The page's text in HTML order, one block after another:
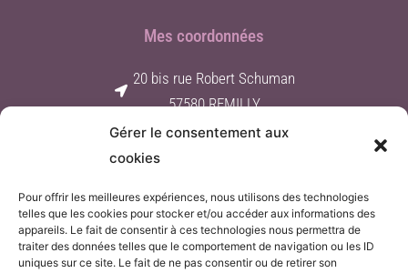
Gérer le consentement aux
cookies
Pour offrir les meilleures expériences, nous utilisons des technologies
telles que les cookies pour stocker et/ou accéder aux informations des
appareils. Le fait de consentir à ces technologies nous permettra de
traiter des données telles que le comportement de navigation ou les ID
uniques sur ce site. Le fait de ne pas consentir ou de retirer son
Mes coordonnées
20 bis rue Robert Schuman
57580 REMILLY
Suivez-moi
F
a
I
n